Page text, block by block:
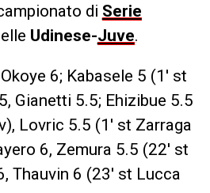
di Serie
Udinese-Juve.
Okoye 6; Kabasele 5 (1′ st
Gianetti 5.5; Ehizibue 5.5
Lovric 5.5 (1′ st Zarraga
6, Zemura 5.5 (22′ st
Thauvin 6 (23′ st Lucca